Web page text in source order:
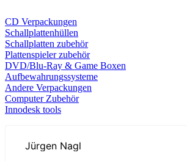
CD Verpackungen
Schallplattenhüllen
Schallplatten zubehör
Plattenspieler zubehör
DVD/Blu-Ray & Game Boxen
Aufbewahrungssysteme
Andere Verpackungen
Computer Zubehör
Innodesk tools